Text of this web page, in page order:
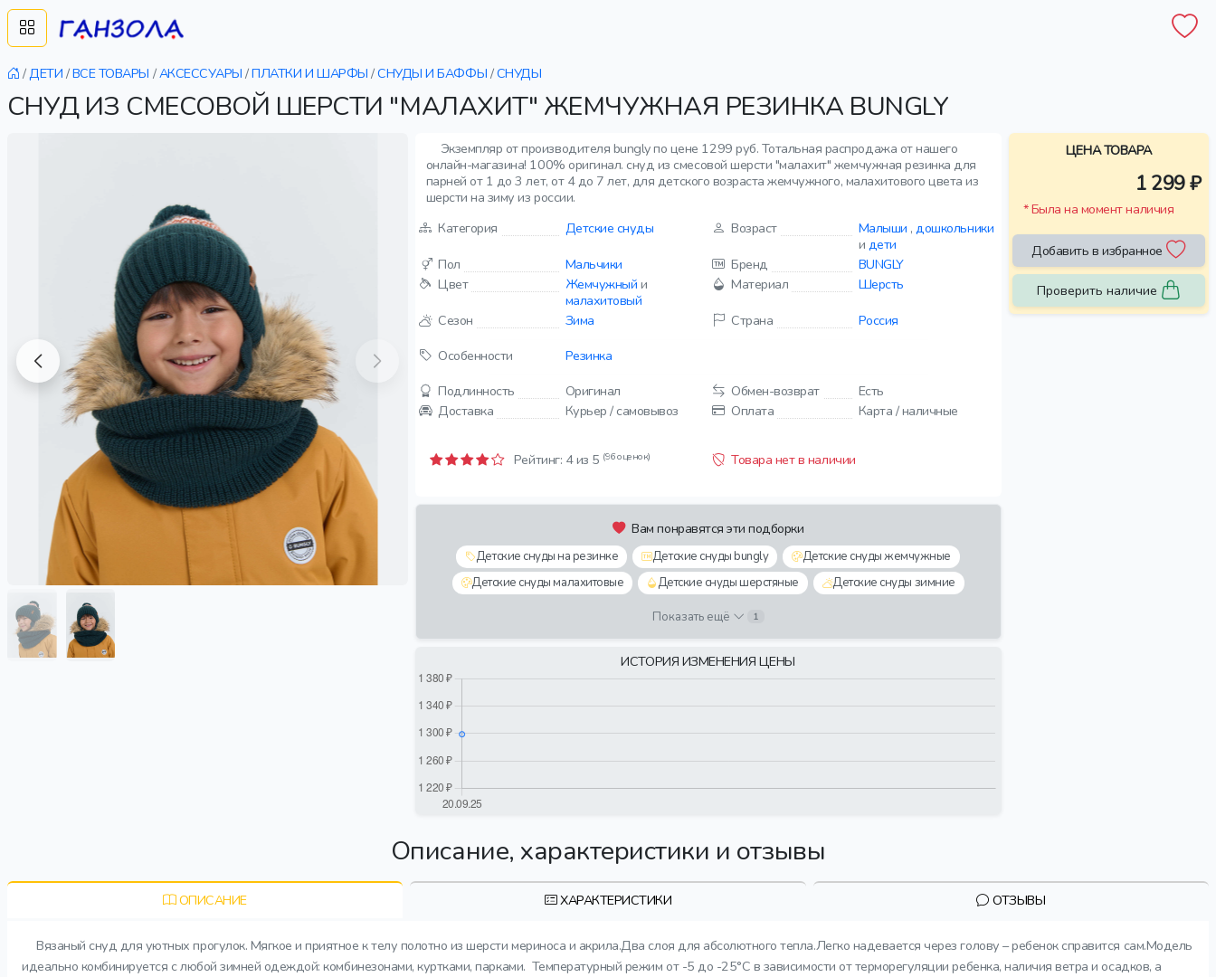
/ДЕТИ /ВСЕ ТОВАРЫ /АКСЕССУАРЫ /ПЛАТКИ И ШАРФЫ /СНУДЫ И БАФФЫ /СНУДЫ
СНУД ИЗ СМЕСОВОЙ ШЕРСТИ "МАЛАХИТ" ЖЕМЧУЖНАЯ РЕЗИНКА BUNGLY
Экземпляр от производителя bungly по цене 1299 руб. Тотальная распродажа от нашего
онлайн-магазина! 100% оригинал. снуд из смесовой шерсти "малахит" жемчужная резинка для
парней от 1 до 3 лет, от 4 до 7 лет, для детского возраста жемчужного, малахитового цвета из
шерсти на зиму из россии.
Категория
Детские снуды Возраст Малыши ,дошкольники
и дети
Пол
Мальчики Бренд
BUNGLY
Цвет
Жемчужный и
малахитовый
Материал
Шерсть
Сезон
Зима Страна
Россия
Особенности
Резинка
Подлинность
Оригинал Обмен-возврат
Есть
Доставка
Курьер / самовывоз Оплата Карта / наличные
Рейтинг: 4из 5 (96 оценок) Товара нет в наличии
Вам понравятся эти подборки
Детские снуды на резинке Детские снуды bungly
Детские снуды жемчужные
Детские снуды малахитовые
Детские снуды шерстяные Детские снуды зимние
Показать ещё 1
ИСТОРИЯ ИЗМЕНЕНИЯ ЦЕНЫ
ЦЕНА ТОВАРА
1 299 ₽
* Была на момент наличия
Добавить в избранное
Проверить наличие
Описание, характеристики и отзывы
ОПИСАНИЕ ХАРАКТЕРИСТИКИ ОТЗЫВЫ
Вязаный снуд для уютных прогулок. Мягкое и приятное к телу полотно из шерсти мериноса и акрила.Два слоя для абсолютного тепла.Легко надевается через голову – ребенок справится сам.Модель
идеально комбинируется с любой зимней одеждой: комбинезонами, куртками, парками. Температурный режим от -5 до -25°C в зависимости от терморегуляции ребенка, наличия ветра и осадков, а